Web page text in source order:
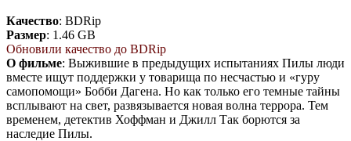
Качество: BDRip
Размер: 1.46 GB
Обновили качество до BDRip
О фильме: Выжившие в предыдущих испытаниях Пилы люди
вместе ищут поддержки у товарища по несчастью и «гуру
самопомощи» Бобби Дагена. Но как только его темные тайны
всплывают на свет, развязывается новая волна террора. Тем
временем, детектив Хоффман и Джилл Так борются за
наследие Пилы.